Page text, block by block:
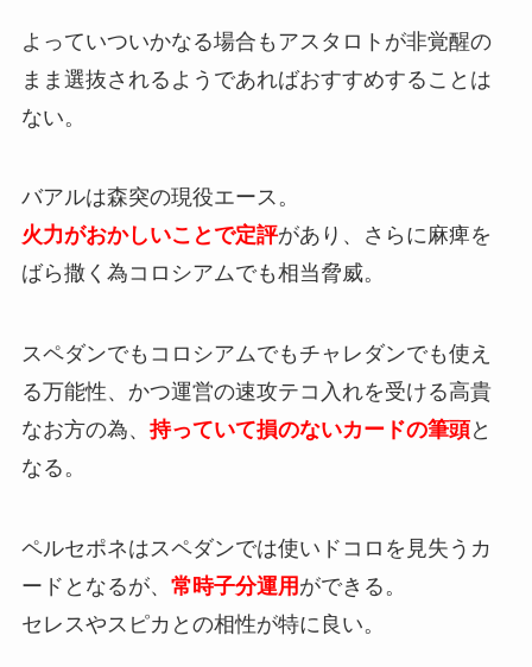
よっていついかなる場合もアスタロトが非覚醒の
まま選抜されるようであればおすすめすることは
ない。
バアルは森突の現役エース。
火力がおかしいことで定評があり、さらに麻痺を
ばら撒く為コロシアムでも相当脅威。
スペダンでもコロシアムでもチャレダンでも使え
る万能性、かつ運営の速攻テコ入れを受ける高貴
なお方の為、 持っていて損のないカードの筆頭と
なる。
ペルセポネはスペダンでは使いドコロを見失うカ
ードとなるが、 常時子分運用 ができる。
セレスやスピカとの相性が特に良い。